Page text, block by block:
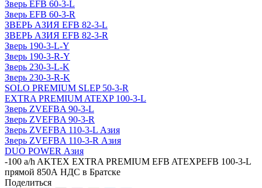
Зверь EFB 60-3-L
Зверь EFB 60-3-R
ЗВЕРЬ АЗИЯ EFB 82-3-L
ЗВЕРЬ АЗИЯ EFB 82-3-R
Зверь 190-3-L-Y
Зверь 190-3-R-Y
Зверь 230-3-L-K
Зверь 230-3-R-K
SOLO PREMIUM SLEP 50-3-R
EXTRA PREMIUM ATEXP 100-3-L
Зверь ZVEFBA 90-3-L
Зверь ZVEFBA 90-3-R
Зверь ZVEFBA 110-3-L Азия
Зверь ZVEFBA 110-3-R Азия
DUO POWER Азия
-100 a/h AKTEX EXTRA PREMIUM EFB ATEXPEFB 100-3-L
прямой 850А НДС в Братске
Поделиться